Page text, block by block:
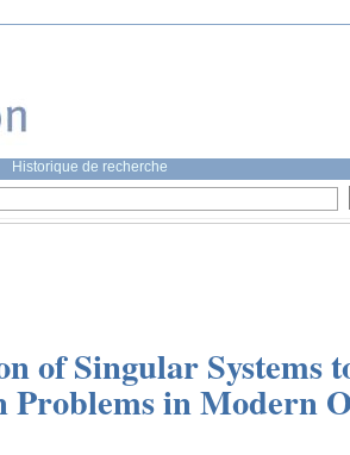
Historique de recherche
of Singular Systems
Problems in Modern